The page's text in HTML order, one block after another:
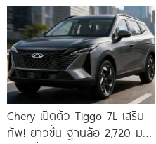
Chery เปิดตัว Tiggo 7L เสริม
ทัพ! ยาวขึ้น ฐานล้อ 2,720 มม.